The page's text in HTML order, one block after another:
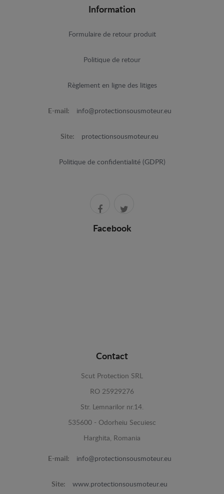
Information
Formulaire de retour produit
Politique de retour
Règlement en ligne des litiges
E-mail: info@protectionsousmoteur.eu
Site: protectionsousmoteur.eu
Politique de confidentialité (GDPR)
Facebook
Contact
Scut Protection SRL
RO 25929276
Str. Lemnarilor nr.14.
535600 - Odorheiu Secuiesc
Harghita, Romania
E-mail: info@protectionsousmoteur.eu
Site: www.protectionsousmoteur.eu